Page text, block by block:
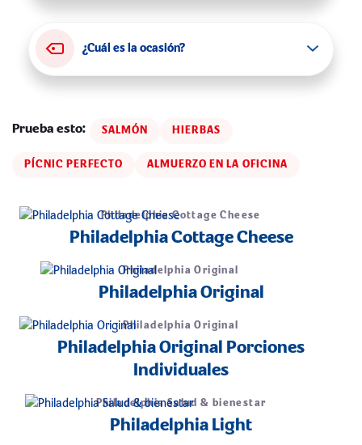
¿Cuál es la ocasión?
Prueba esto SALMÓN HIERBAS
PÍCNIC PERFECTO ALMUERZO EN LA OFICINA
Philadelphia Cottage Cheese
Philadelphia Cottage Cheese
Philadelphia Original
Philadelphia Original
Philadelphia Original
Philadelphia Original Porciones
Individuales
Philadelphia Salud & bienestar
Philadelphia Light